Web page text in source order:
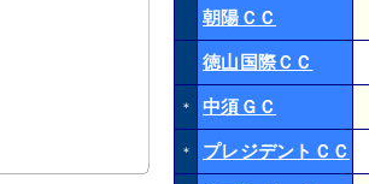
朝陽ＣＣ
徳山国際ＣＣ
＊ 中須ＧＣ
＊ プレジデントＣＣ